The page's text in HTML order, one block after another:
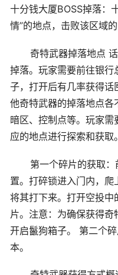
十分钱大厦BOSS掉落：
情”的地点，击败该区域
奇特武器掉落地点
掉落。玩家需要前往银
子，打开后有几率获得
他奇特武器的掉落地点各
暗区、控制点等。玩家
应的地点进行探索和获取。
第一个碎片的获取
置。打碎锁进入门内，爬
将其打下来。打开空投
片。注意：为确保获得
开启鬣狗箱子。 第二个
本。